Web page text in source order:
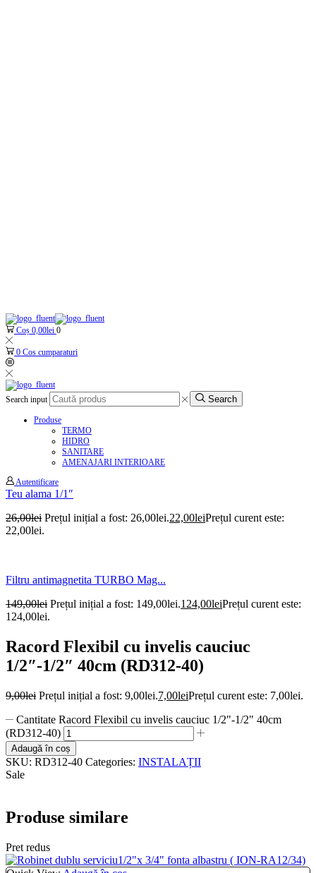
Coș 0,00lei 0
0 Cos cumparaturi
Search input Search
Produse
TERMO
HIDRO
SANITARE
AMENAJARI INTERIOARE
Autentificare
Teu alama 1/1″
26,00lei Prețul inițial a fost: 26,00lei.22,00leiPrețul curent este:
22,00lei.
Filtru antimagnetita TURBO Mag...
149,00lei Prețul inițial a fost: 149,00lei.124,00leiPrețul curent este:
124,00lei.
Racord Flexibil cu invelis cauciuc
1/2″-1/2″ 40cm (RD312-40)
9,00lei Prețul inițial a fost: 9,00lei.7,00leiPrețul curent este: 7,00lei.
Cantitate Racord Flexibil cu invelis cauciuc 1/2"-1/2" 40cm
(RD312-40)
Adaugă în coș
SKU: RD312-40 Categories: INSTALAȚII
Sale
Produse similare
Pret redus